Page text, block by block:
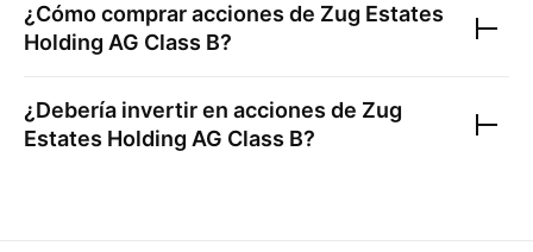
¿Cómo comprar acciones de Zug Estates
Holding AG Class B?
¿Debería invertir en acciones de Zug
Estates Holding AG Class B?